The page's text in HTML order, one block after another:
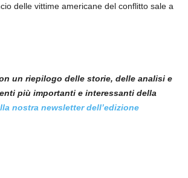
delle vittime americane del conflitto sale a
un riepilogo delle storie, delle analisi e
più importanti e interessanti della
nostra newsletter dell’edizione